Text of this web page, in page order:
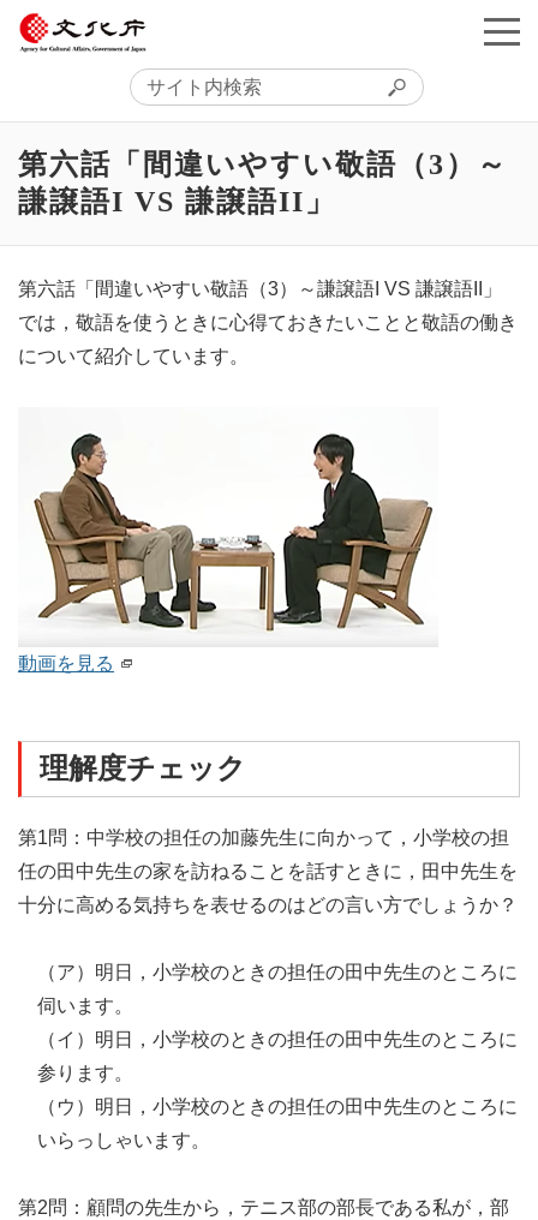
第六話「間違いやすい敬語（3）～
謙譲語I VS 謙譲語II」
第六話「間違いやすい敬語（3）～謙譲語I VS 謙譲語II」
では，敬語を使うときに心得ておきたいことと敬語の働き
について紹介しています。
動画を見る
理解度チェック
第1問：中学校の担任の加藤先生に向かって，小学校の担
任の田中先生の家を訪ねることを話すときに，田中先生を
十分に高める気持ちを表せるのはどの言い方でしょうか？
（ア）明日，小学校のときの担任の田中先生のところに
伺います。
（イ）明日，小学校のときの担任の田中先生のところに
参ります。
（ウ）明日，小学校のときの担任の田中先生のところに
いらっしゃいます。
第2問：顧問の先生から，テニス部の部長である私が，部